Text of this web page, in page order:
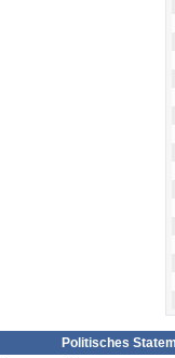
Politisches